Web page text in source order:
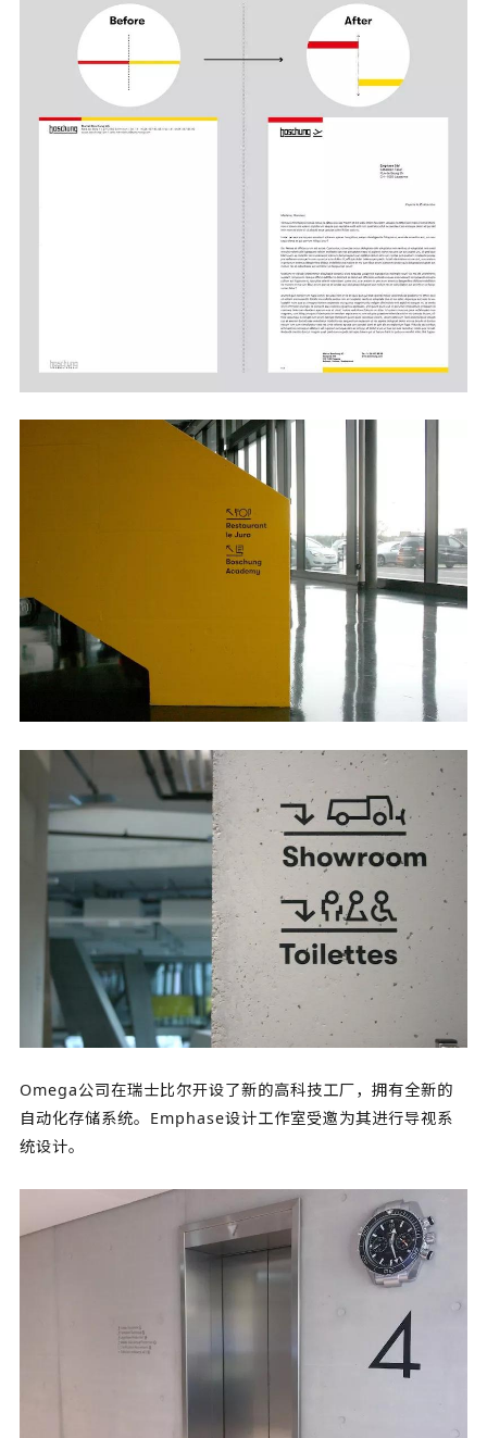
Omega公司在瑞士比尔开设了新的高科技工厂，拥有全新的
自动化存储系统。Emphase设计工作室受邀为其进行导视系
统设计。